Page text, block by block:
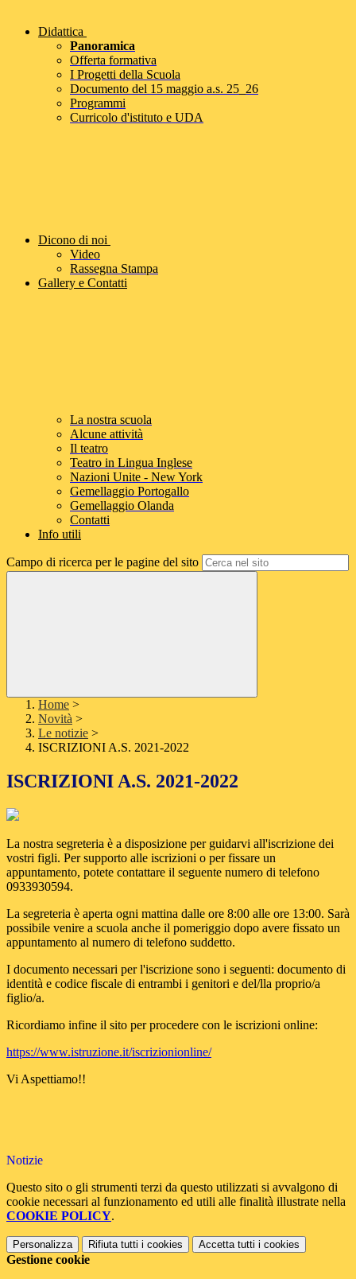
Didattica
Panoramica
Offerta formativa
I Progetti della Scuola
Documento del 15 maggio a.s. 25_26
Programmi
Curricolo d'istituto e UDA
Dicono di noi
Video
Rassegna Stampa
Gallery e Contatti
La nostra scuola
Alcune attività
Il teatro
Teatro in Lingua Inglese
Nazioni Unite - New York
Gemellaggio Portogallo
Gemellaggio Olanda
Contatti
Info utili
Campo di ricerca per le pagine del sito
Home >
Novità >
Le notizie >
ISCRIZIONI A.S. 2021-2022
ISCRIZIONI A.S. 2021-2022
La nostra segreteria è a disposizione per guidarvi all'iscrizione dei
vostri figli. Per supporto alle iscrizioni o per fissare un
appuntamento, potete contattare il seguente numero di telefono
0933930594.
La segreteria è aperta ogni mattina dalle ore 8:00 alle ore 13:00. Sarà
possibile venire a scuola anche il pomeriggio dopo avere fissato un
appuntamento al numero di telefono suddetto.
I documento necessari per l'iscrizione sono i seguenti: documento di
identità e codice fiscale di entrambi i genitori e del/lla proprio/a
figlio/a.
Ricordiamo infine il sito per procedere con le iscrizioni online:
https://www.istruzione.it/iscrizionionline/
Vi Aspettiamo!!
Notizie
Questo sito o gli strumenti terzi da questo utilizzati si avvalgono di
cookie necessari al funzionamento ed utili alle finalità illustrate nella
COOKIE POLICY.
Personalizza Rifiuta tutti i cookies Accetta tutti i cookies
Gestione cookie